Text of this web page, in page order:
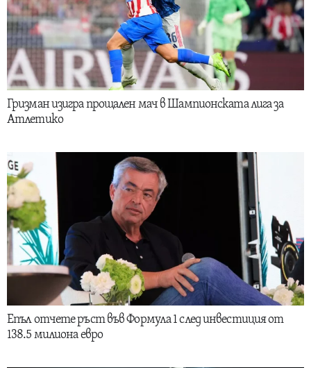
Гризман изигра прощален мач в Шампионската лига за
Атлетико
Епъл отчете ръст във Формула 1 след инвестиция от
138.5 милиона евро